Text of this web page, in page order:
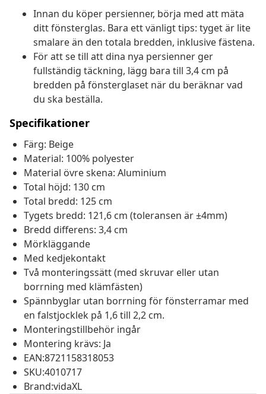
Innan du köper persienner, börja med att mäta
ditt fönsterglas. Bara ett vänligt tips: tyget är lite
smalare än den totala bredden, inklusive fästena.
För att se till att dina nya persienner ger
fullständig täckning, lägg bara till 3,4 cm på
bredden på fönsterglaset när du beräknar vad
du ska beställa.
Specifikationer
Färg: Beige
Material: 100% polyester
Material övre skena: Aluminium
Total höjd: 130 cm
Total bredd: 125 cm
Tygets bredd: 121,6 cm (toleransen är ±4mm)
Bredd differens: 3,4 cm
Mörkläggande
Med kedjekontakt
Två monteringssätt (med skruvar eller utan
borrning med klämfästen)
Spännbyglar utan borrning för fönsterramar med
en falstjocklek på 1,6 till 2,2 cm.
Monteringstillbehör ingår
Montering krävs: Ja
EAN:8721158318053
SKU:4010717
Brand:vidaXL